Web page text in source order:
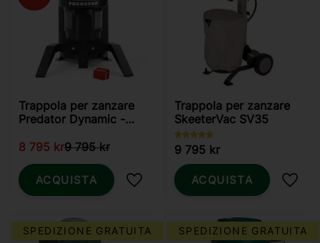
Trappola per zanzare
Predator Dynamic -
tropicali
8 795 kr9 795kr
Aggiungi ai preferiti
ACQUISTA
Trappola per zanzare
SkeeterVac SV35
9 795 kr
ACQUISTA
SPEDIZIONE GRATUITA SPEDIZIONE GRATUITA